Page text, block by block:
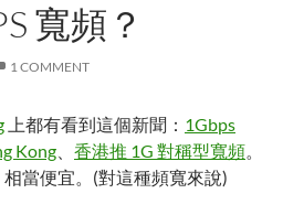
寬頻？
1 COMMENT
上都有看到這個新聞： 1Gbps
Kong
香港推 1G 對稱型寬頻。
當便宜。(對這種頻寬來說)